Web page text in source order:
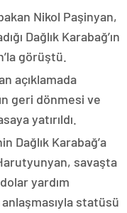
Nikol Paşinyan,
Dağlık Karabağ’ın
görüştü.
açıklamada
geri dönmesi ve
yatırıldı.
Dağlık Karabağ’a
savaşta
yardım
statüsü